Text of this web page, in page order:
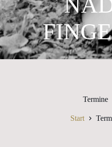
Termine
Start